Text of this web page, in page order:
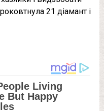
21 діамант і